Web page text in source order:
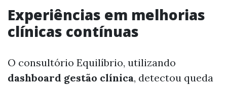
Experiências em melhorias
clínicas contínuas
O consultório Equilíbrio, utilizando
dashboard gestão clínica, detectou queda